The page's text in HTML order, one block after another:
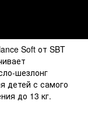
Soft от SBT
шезлонг
детей с самого
до 13 кг.